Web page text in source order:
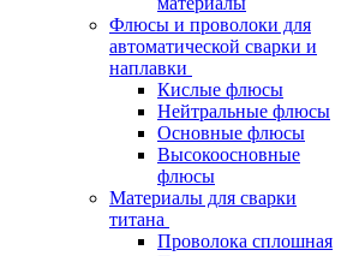
Флюсы и проволоки для
автоматической сварки и
наплавки
Кислые флюсы
Нейтральные флюсы
Основные флюсы
Высокоосновные
флюсы
Материалы для сварки
титана
Проволока сплошная